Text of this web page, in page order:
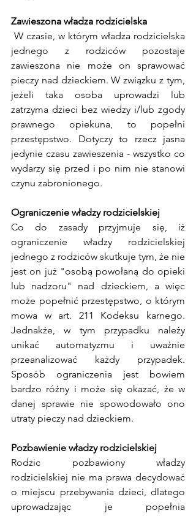
Zawieszona władza rodzicielska
jednego z rodziców pozostaje
zawieszona nie może on sprawować
pieczy nad dzieckiem. W związku z tym,
jeżeli taka osoba uprowadzi lub
zatrzyma dzieci bez wiedzy i/lub zgody
prawnego opiekuna, to popełni
przestępstwo. Dotyczy to rzecz jasna
jedynie czasu zawieszenia - wszystko co
wydarzy się przed i po nim nie stanowi
czynu zabronionego.
Ograniczenie władzy rodzicielskiej
Co do zasady przyjmuje się, iż
ograniczenie władzy rodzicielskiej
jednego z rodziców skutkuje tym, że nie
jest on już "osobą powołaną do opieki
lub nadzoru" nad dzieckiem, a więc
może popełnić przestępstwo, o którym
mowa w art. 211 Kodeksu karnego.
Jednakże, w tym przypadku należy
unikać automatyzmu i uważnie
przeanalizować każdy przypadek.
Sposób ograniczenia jest bowiem
bardzo różny i może się okazać, że w
danej sprawie nie spowodowało ono
utraty pieczy nad dzieckiem.
Pozbawienie władzy rodzicielskiej
Rodzic pozbawiony władzy
rodzicielskiej nie ma prawa decydować
o miejscu przebywania dzieci, dlatego
uprowadzając je popełnia